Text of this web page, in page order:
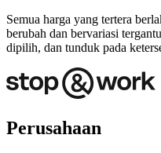
Semua harga yang tertera
berubah dan bervariasi
dipilih, dan tunduk pada
Perusahaan